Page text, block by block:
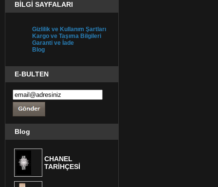
BİLGİ SAYFALARI
Gizlilik ve Kullanım Şartları
Kargo ve Taşıma Bilgileri
Garanti ve İade
Blog
E-BULTEN
Blog
CHANEL
TARİHÇESİ